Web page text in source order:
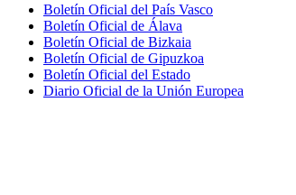
Boletín Oficial del País Vasco
Boletín Oficial de Álava
Boletín Oficial de Bizkaia
Boletín Oficial de Gipuzkoa
Boletín Oficial del Estado
Diario Oficial de la Unión Europea